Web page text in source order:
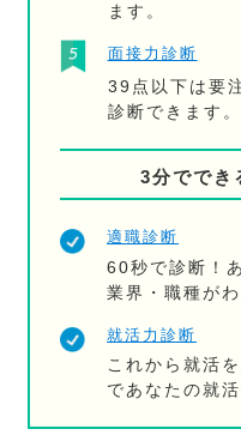
ます。
面接力診断
39点以下は要
診断できます。
3分ででき
適職診断
60秒で診断！
業界・職種が
就活力診断
これから就活
であなたの就